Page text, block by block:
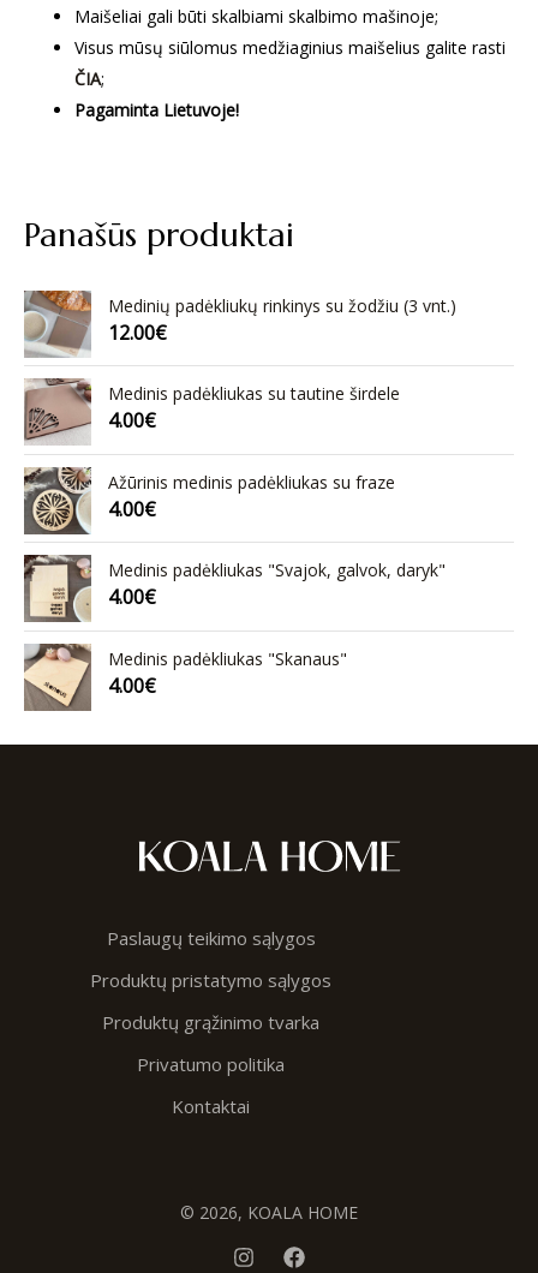
Panašūs produktai
Medinių padėkliukų rinkinys su žodžiu (3 vnt.)
12.00€
Medinis padėkliukas su tautine širdele
4.00€
Ažūrinis medinis padėkliukas su fraze
4.00€
Medinis padėkliukas "Svajok, galvok, daryk"
4.00€
Medinis padėkliukas "Skanaus"
4.00€
Maišeliai gali būti skalbiami skalbimo mašinoje;
Visus mūsų siūlomus medžiaginius maišelius galite rasti
ČIA;
Pagaminta Lietuvoje!
Paslaugų teikimo sąlygos
Produktų pristatymo sąlygos
Produktų grąžinimo tvarka
Privatumo politika
Kontaktai
© 2026, KOALA HOME